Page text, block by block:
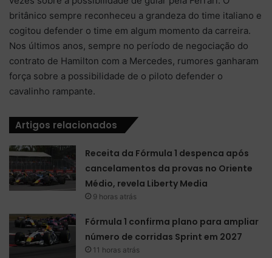
britânico sempre reconheceu a grandeza do time italiano e
cogitou defender o time em algum momento da carreira.
Nos últimos anos, sempre no período de negociação do
contrato de Hamilton com a Mercedes, rumores ganharam
força sobre a possibilidade de o piloto defender o
cavalinho rampante.
Artigos relacionados
Receita da Fórmula 1 despenca após
cancelamentos da provas no Oriente
Médio, revela Liberty Media
9 horas atrás
Fórmula 1 confirma plano para ampliar
número de corridas Sprint em 2027
11 horas atrás